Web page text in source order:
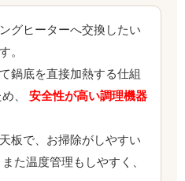
グヒーターへ交換したい
。
鍋底を直接加熱する仕組
、 安全性が高い調理機器
板で、お掃除がしやすい
た温度管理もしやすく、